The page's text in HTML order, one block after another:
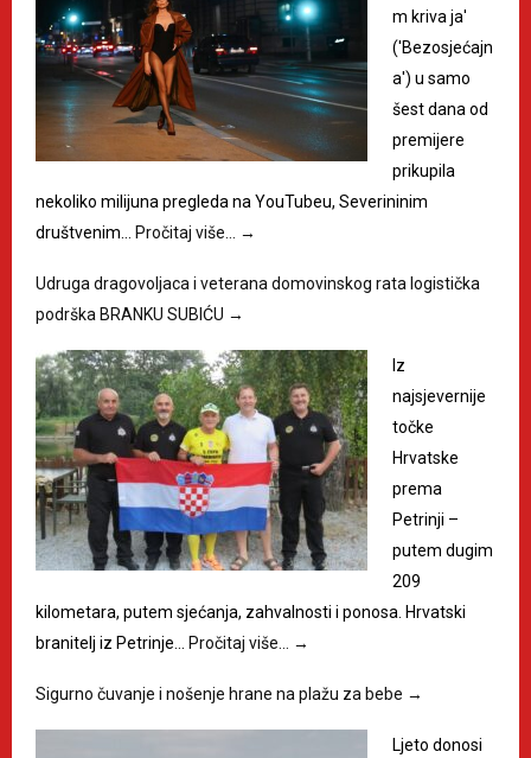
m kriva ja'
('Bezosjećajn
a') u samo
šest dana od
premijere
prikupila
nekoliko milijuna pregleda na YouTubeu, Severininim
društvenim… Pročitaj više… →
Udruga dragovoljaca i veterana domovinskog rata logistička
podrška BRANKU SUBIĆU →
Iz
najsjevernije
točke
Hrvatske
prema
Petrinji –
putem dugim
209
kilometara, putem sjećanja, zahvalnosti i ponosa. Hrvatski
branitelj iz Petrinje… Pročitaj više… →
Sigurno čuvanje i nošenje hrane na plažu za bebe →
Ljeto donosi